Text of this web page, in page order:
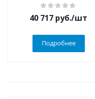
40 717 руб./шт
Подробнее